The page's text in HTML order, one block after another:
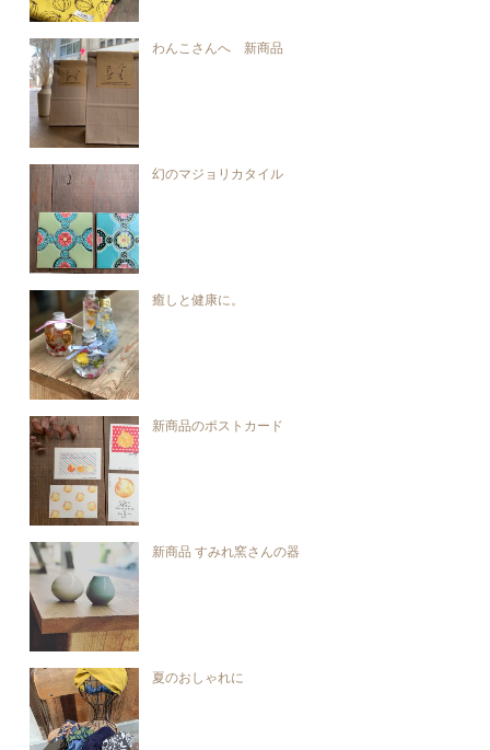
わんこさんへ 新商品
幻のマジョリカタイル
癒しと健康に。
新商品のポストカード
新商品 すみれ窯さんの器
夏のおしゃれに